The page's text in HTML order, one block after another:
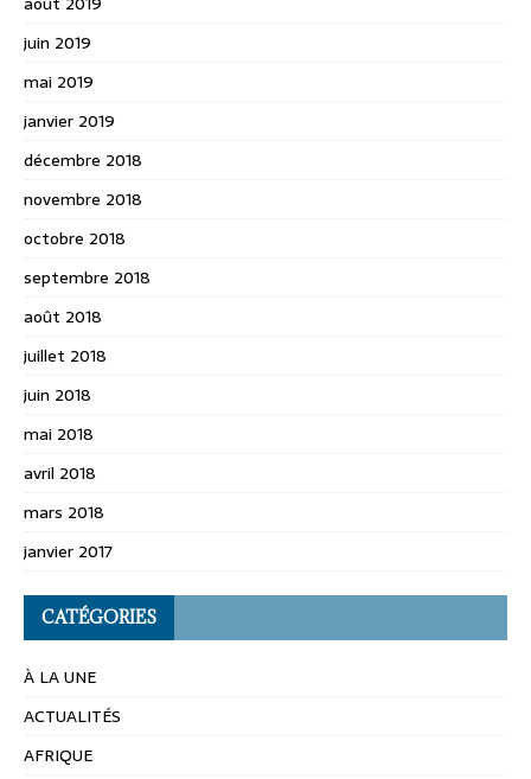
juin 2019
mai 2019
janvier 2019
décembre 2018
novembre 2018
octobre 2018
septembre 2018
août 2018
juillet 2018
juin 2018
mai 2018
avril 2018
mars 2018
janvier 2017
CATÉGORIES
À LA UNE
ACTUALITÉS
AFRIQUE